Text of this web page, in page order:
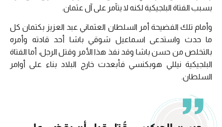
بسبب الفتاة البلجيكية لكنه لا يتآمر على آل عثمان.
وأمام تلك الفضيحة أمر السلطان العثماني عبد العزيز بكتمان كل
ما حدث واستدعى اسماعيل شوقي باشا أحد قادته وأمره
بالتخلص من حسن باشا وقد نفذ هذا الأمر وقتل الرجل، أما الفتاة
البلجيكية نيللي هوبكنسي فأبعدت خارج البلاد بناء على أوامر
السلطان.